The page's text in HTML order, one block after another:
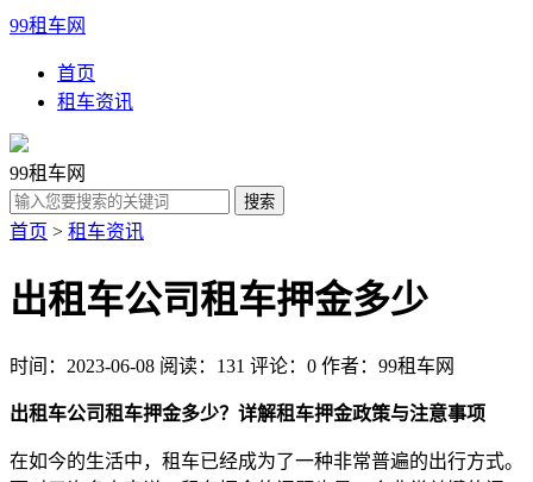
99租车网
首页
租车资讯
99租车网
首页 > 租车资讯
出租车公司租车押金多少
时间：2023-06-08 阅读：131 评论：0 作者：99租车网
出租车公司租车押金多少？详解租车押金政策与注意事项
在如今的生活中，租车已经成为了一种非常普遍的出行方式。